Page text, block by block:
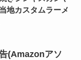
地カスタムラーメ
(Amazonアソ